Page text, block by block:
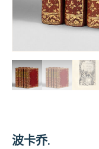
波卡乔.